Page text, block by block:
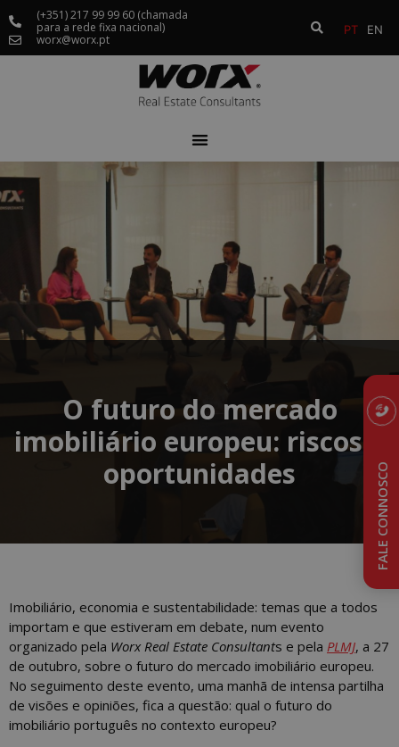
(+351) 217 99 99 60 (chamada
para a rede fixa nacional)
worx@worx.pt
PT EN
FALE CONNOSCO
O futuro do mercado
imobiliário europeu: riscos e
oportunidades
Imobiliário, economia e sustentabilidade: temas que a todos
importam e que estiveram em debate, num evento
organizado pela Worx Real Estate Consultants e pela PLMJ, a 27
de outubro, sobre o futuro do mercado imobiliário europeu.
No seguimento deste evento, uma manhã de intensa partilha
de visões e opiniões, fica a questão: qual o futuro do
imobiliário português no contexto europeu?